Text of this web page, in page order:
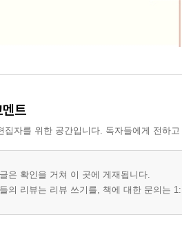
트
집자를 위한 공간입니다. 독자들에게 전하
은 확인을 거쳐 이 곳에 게재됩니다.
의 리뷰는 리뷰 쓰기를, 책에 대한 문의는